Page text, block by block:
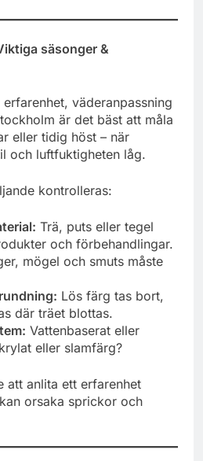
säsonger &
väderanpassning
är det bäst att måla
eller tidig höst – när
och luftfuktigheten låg.
kontrolleras:
Trä, puts eller tegel
och förbehandlingar.
mögel och smuts måste
Lös färg tas bort,
där träet blottas.
Vattenbaserat eller
eller slamfärg?
att anlita ett erfarenhet
orsaka sprickor och